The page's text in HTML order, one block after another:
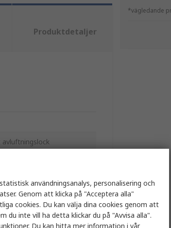
*vägledande
Produktdetaljer
avluftningslock
användningsanalys, personalisering och
Genom att klicka på "Acceptera alla"
cookies. Du kan välja dina cookies genom att
du inte vill ha detta klickar du på "Avvisa alla".
Du kan hitta mer information i vår